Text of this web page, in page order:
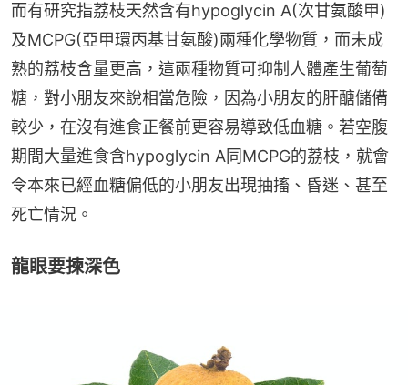
而有研究指荔枝天然含有hypoglycin A(次甘氨酸甲)
及MCPG(亞甲環丙基甘氨酸)兩種化學物質，而未成
熟的荔枝含量更高，這兩種物質可抑制人體產生葡萄
糖，對小朋友來說相當危險，因為小朋友的肝醣儲備
較少，在沒有進食正餐前更容易導致低血糖。若空腹
期間大量進食含hypoglycin A同MCPG的荔枝，就會
令本來已經血糖偏低的小朋友出現抽搐、昏迷、甚至
死亡情況。
龍眼要揀深色